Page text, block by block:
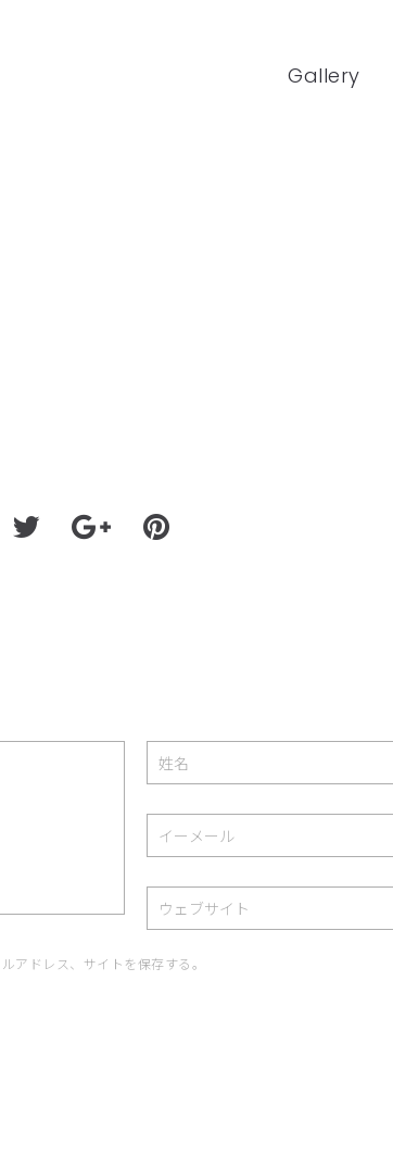
Gallery
アドレス、サイトを保存する。